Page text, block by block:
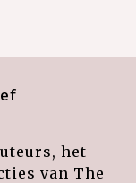
het
van The